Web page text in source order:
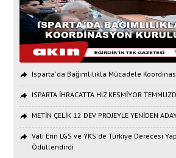
Isparta'da Bağımlılıkla Mücadele
ISPARTA İHRACATTA HIZ KESMİYOR
METİN ÇELİK 12 DEV PROJEYLE YENİDEN
Vali Erin LGS ve YKS'de Türkiye Derecesi
Ödüllendirdi